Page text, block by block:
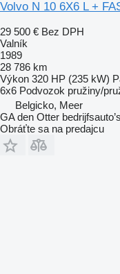
Volvo N 10 6X6 L +
29 500 € Bez DPH
Valník
1989
28 786 km
Výkon 320 HP (235 kW)
6x6 Podvozok pružiny/
Belgicko, Meer
GA den Otter
Obráťte sa na predajcu